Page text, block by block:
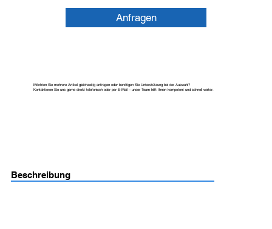
Anfragen
Möchten Sie mehrere Artikel gleichzeitig anfragen oder benötigen Sie Unterstützung bei der Auswahl?
Kontaktieren Sie uns gerne direkt telefonisch oder per E-Mail – unser Team hilft Ihnen kompetent und schnell weiter.
Beschreibung